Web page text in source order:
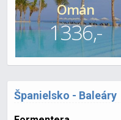
Omán
1336,-
Španielsko - Baleáry